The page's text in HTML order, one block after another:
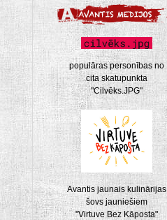
populāras personības no
cita skatupunkta
"Cilvēks.JPG"
Avantis jaunais kulinārijas
šovs jauniešiem
"Virtuve Bez Kāposta"